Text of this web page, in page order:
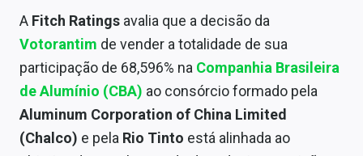
Renda Fixa
Finanças Pessoais
Mercados
Economia
A Fitch Ratings avalia que a decisão da
Votorantim de vender a totalidade de sua
participação de 68,596% na Companhia Brasileira
de Alumínio (CBA) ao consórcio formado pela
Aluminum Corporation of China Limited
(Chalco) e pela Rio Tinto está alinhada ao